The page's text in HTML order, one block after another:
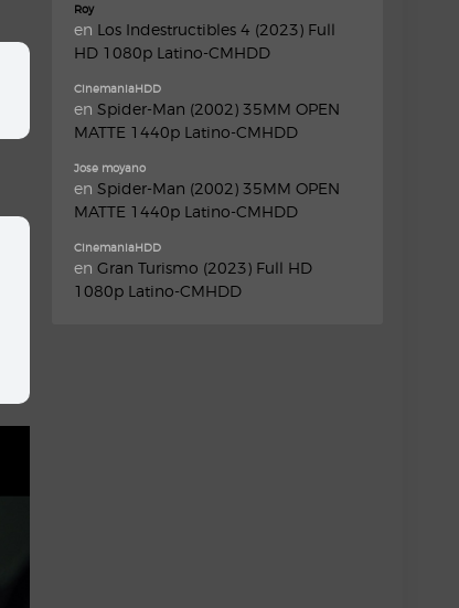
Roy
en Los Indestructibles 4 (2023) Full
HD 1080p Latino-CMHDD
CinemaniaHDD
en Spider-Man (2002) 35MM OPEN
MATTE 1440p Latino-CMHDD
Jose moyano
en Spider-Man (2002) 35MM OPEN
MATTE 1440p Latino-CMHDD
CinemaniaHDD
en Gran Turismo (2023) Full HD
1080p Latino-CMHDD